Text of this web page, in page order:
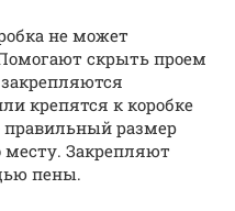
не может
скрыть проем
крепятся к коробке
размер
месту. Закрепляют
пены.